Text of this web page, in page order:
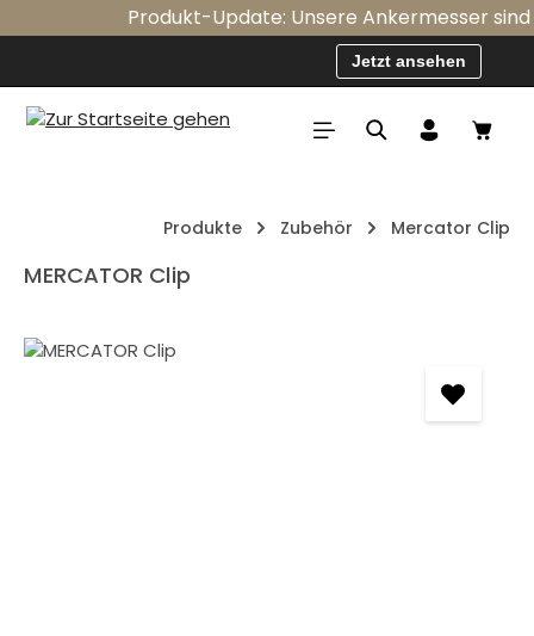
Zum Hauptinhalt springenProdukt-Update: Unsere Ankermesser
Jetzt ansehen
Produkte Zubehör Mercator Clip
MERCATOR Clip
Bildergalerie überspringen